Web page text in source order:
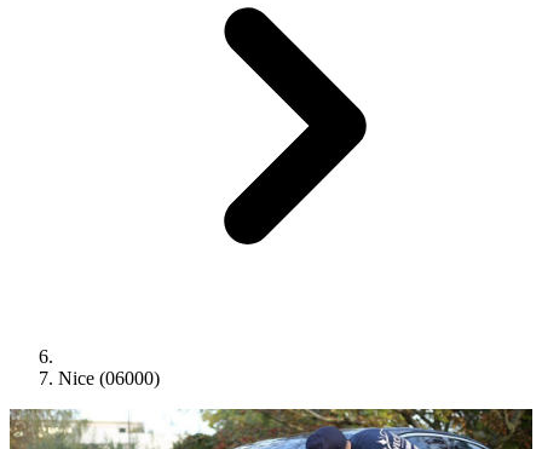
Nice (06000)